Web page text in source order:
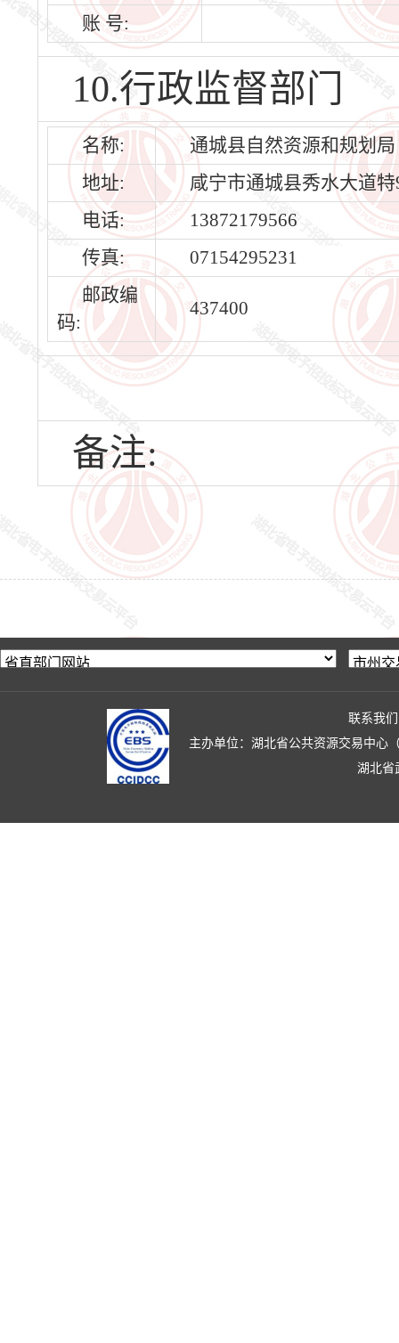
账 号:
10.行政监督部门
名称:
通城县自然资源和规划局
地址:
咸宁市通城县秀水大道特
电话:
13872179566
传真:
07154295231
邮政编
码:
437400
备注:
联系我们
主办单位：湖北省公共资源交易中心
湖北省